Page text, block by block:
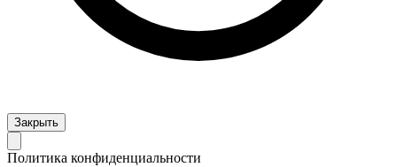
Закрыть
Политика конфиденциальности